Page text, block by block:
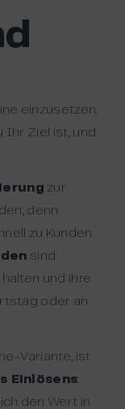
einzusetzen.
Ihr Ziel ist, und
zur
denn
zu Kunden
sind
und ihre
oder an
Variante, ist
Einlösens:
den Wert in